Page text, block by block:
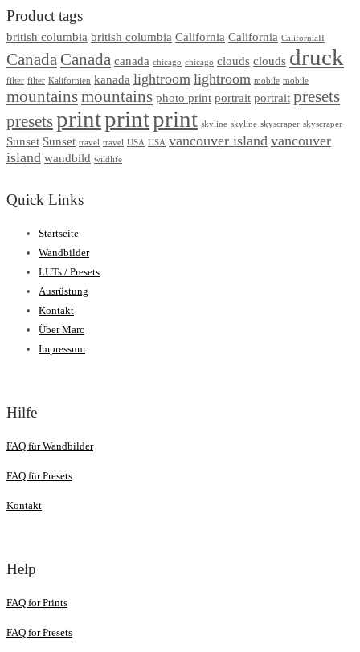
Product tags
british columbia british columbia California California CaliforniaII
Canada Canada canada chicago chicago clouds clouds druck
filter filter Kalifornien kanada lightroom lightroom mobile mobile
mountainsmountains photo print portrait portrait presets
presetsprintprintprint skyline skyline skyscraper skyscraper
Sunset Sunset travel travel USA USA vancouver island vancouver
island wandbild wildlife
Quick Links
Startseite
Wandbilder
LUTs / Presets
Ausrüstung
Kontakt
Über Marc
Impressum
Hilfe
FAQ für Wandbilder
FAQ für Presets
Kontakt
Help
FAQ for Prints
FAQ for Presets